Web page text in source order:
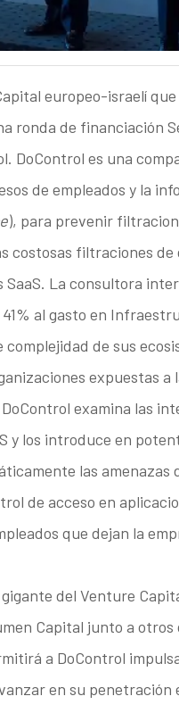
europeo-israelí
ronda de financiación
DoControl es una
de empleados y la
), para prevenir
costosas filtraciones
SaaS. La consultora
al gasto en
de sus
expuestas
examina las
y los introduce en
las amenazas
de acceso en
que dejan la
del Venture
Capital junto a otros
a DoControl
en su penetración